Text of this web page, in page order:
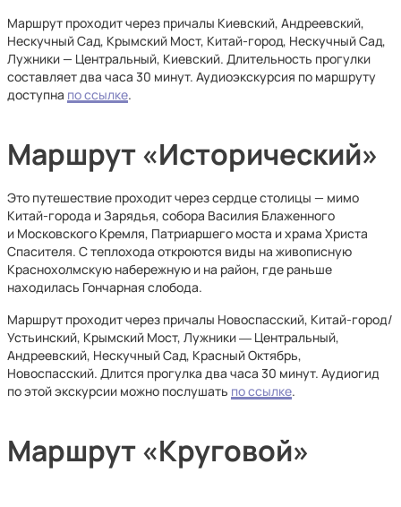
Маршрут проходит через причалы Киевский, Андреевский,
Нескучный Сад, Крымский Мост, Китай-город, Нескучный Сад,
Лужники — Центральный, Киевский. Длительность прогулки
составляет два часа 30 минут. Аудиоэкскурсия по маршруту
доступна по ссылке.
Маршрут«Исторический»
Это путешествие проходит через сердце столицы — мимо
Китай-города и Зарядья, собора Василия Блаженного
и Московского Кремля, Патриаршего моста и храма Христа
Спасителя. С теплохода откроются виды на живописную
Краснохолмскую набережную и на район, где раньше
находилась Гончарная слобода.
Маршрут проходит через причалы Новоспасский, Китай-город/
Устьинский, Крымский Мост, Лужники ― Центральный,
Андреевский, Нескучный Сад, Красный Октябрь,
Новоспасский. Длится прогулка два часа 30 минут. Аудиогид
по этой экскурсии можно послушать по ссылке.
Маршрут«Круговой»